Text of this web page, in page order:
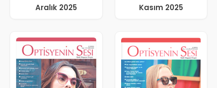
Aralık 2025 Kasım 2025